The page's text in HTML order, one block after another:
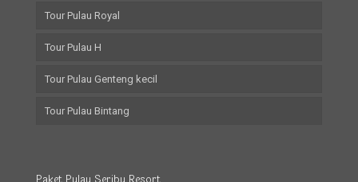
Tour Pulau Royal
Tour Pulau H
Tour Pulau Genteng kecil
Tour Pulau Bintang